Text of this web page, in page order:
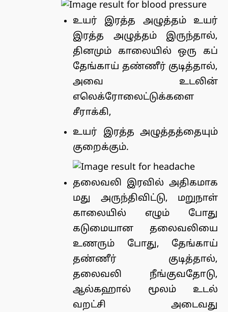
உயர் இரத்த அழுத்தம் உயர்
இரத்த அழுத்தம் இருந்தால்,
தினமும் காலையில் ஒரு கப்
தேங்காய் தண்ணீர் குடித்தால்,
அவை உடலின்
எலெக்ரோலைட்டுக்களை
சீராக்கி,
உயர் இரத்த அழுத்தத்தையும்
குறைக்கும்.
தலைவலி இரவில் அதிகமாக
மது அருந்திவிட்டு, மறுநாள்
காலையில் எழும் போது
கடுமையான தலைவலியை
உணரும் போது, தேங்காய்
தண்ணீர் குடித்தால்,
தலைவலி நீங்குவதோடு,
ஆல்கஹால் மூலம் உடல்
வறட்சி அடைவது